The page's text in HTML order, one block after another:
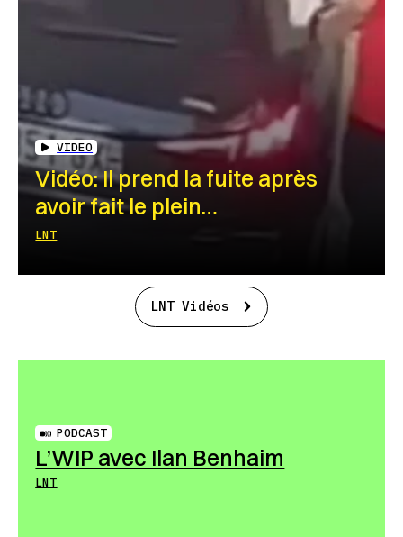
VIDEO
Vidéo: Il prend la fuite après
avoir fait le plein…
LNT
LNT Vidéos
PODCAST
L’WIP avec Ilan Benhaim
LNT